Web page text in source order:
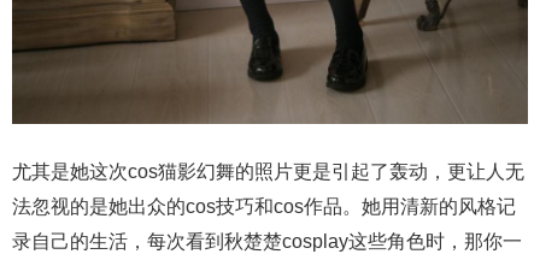
尤其是她这次cos猫影幻舞的照片更是引起了轰动，更让人无
法忽视的是她出众的cos技巧和cos作品。她用清新的风格记
录自己的生活，每次看到秋楚楚cosplay这些角色时，那你一